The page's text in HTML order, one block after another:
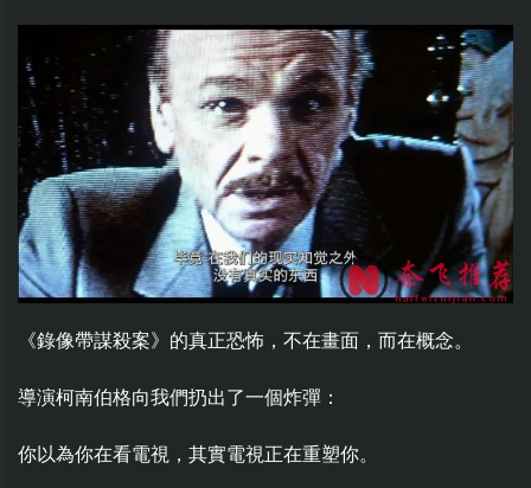
《錄像帶謀殺案》的真正恐怖，不在畫面，而在概念。
導演柯南伯格向我們扔出了一個炸彈：
你以為你在看電視，其實電視正在重塑你。